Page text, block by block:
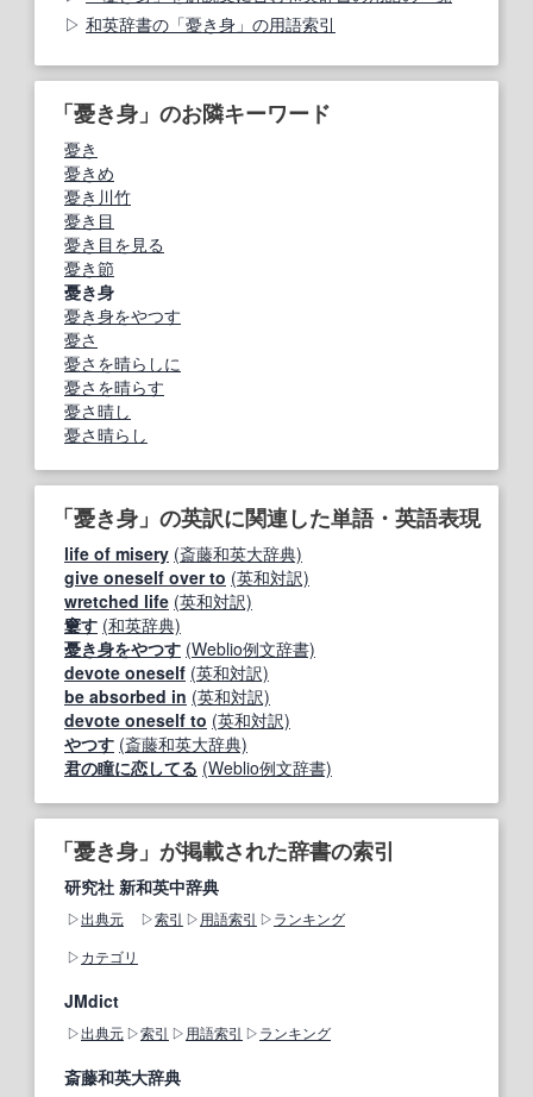
和英辞書の「憂き身」の用語索引
「憂き身」のお隣キーワード
憂き
憂きめ
憂き川竹
憂き目
憂き目を見る
憂き節
憂き身
憂き身をやつす
憂さ
憂さを晴らしに
憂さを晴らす
憂さ晴し
憂さ晴らし
「憂き身」の英訳に関連した単語・英語表現
life of misery (斎藤和英大辞典)
give oneself over to (英和対訳)
wretched life (英和対訳)
窶す (和英辞典)
憂き身をやつす (Weblio例文辞書)
devote oneself (英和対訳)
be absorbed in (英和対訳)
devote oneself to (英和対訳)
やつす (斎藤和英大辞典)
君の瞳に恋してる (Weblio例文辞書)
「憂き身」が掲載された辞書の索引
研究社 新和英中辞典
出典元 索引 用語索引
ランキング
カテゴリ
JMdict
出典元 索引 用語索引 ランキング
斎藤和英大辞典